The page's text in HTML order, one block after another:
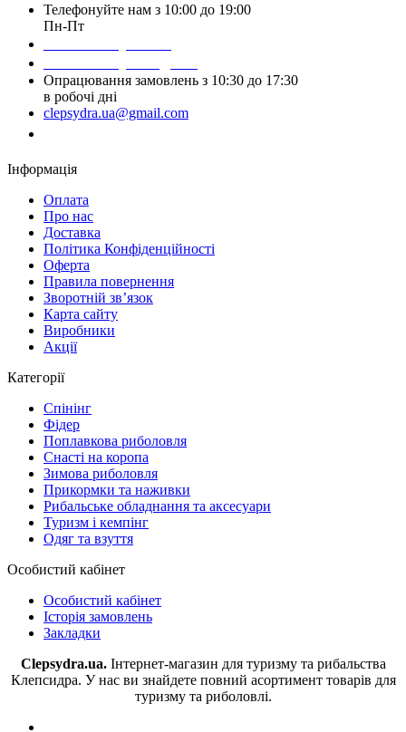
Телефонуйте нам з 10:00 до 19:00
Пн-Пт
Опрацювання замовлень з 10:30 до 17:30
в робочі дні
clepsydra.ua@gmail.com
Інформація
Оплата
Про нас
Доставка
Політика Конфіденційності
Оферта
Правила повернення
Зворотній зв’язок
Карта сайту
Виробники
Акції
Категорії
Спінінг
Фідер
Поплавкова риболовля
Снасті на коропа
Зимова риболовля
Прикормки та наживки
Рибальське обладнання та аксесуари
Туризм і кемпінг
Одяг та взуття
Особистий кабінет
Особистий кабінет
Історія замовлень
Закладки
Clepsydra.ua. Інтернет-магазин для туризму та рибальства
Клепсидра. У нас ви знайдете повний асортимент товарів для
туризму та риболовлі.